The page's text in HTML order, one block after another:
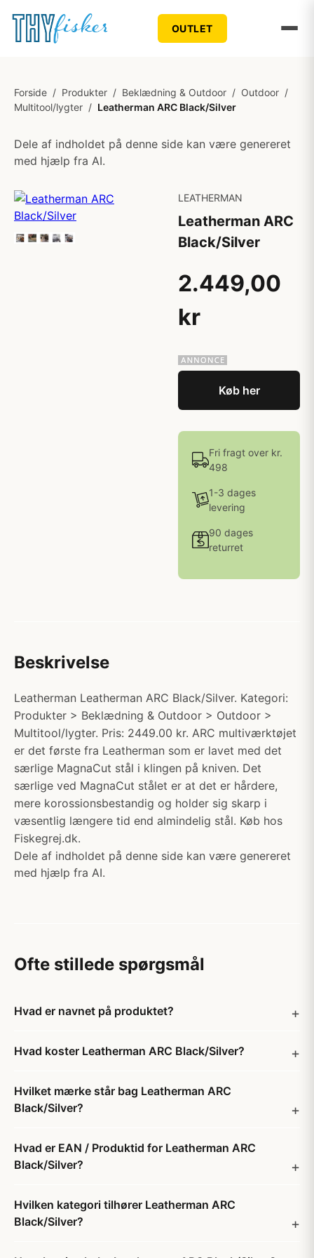
OUTLET
Forside / Produkter / Beklædning & Outdoor / Outdoor /
Multitool/lygter / Leatherman ARC Black/Silver
Dele af indholdet på denne side kan være genereret
med hjælp fra AI.
LEATHERMAN
Leatherman ARC
Black/Silver
2.449,00
kr
Køb her
Fri fragt over kr.
498
1-3 dages
levering
90 dages
returret
Beskrivelse
Leatherman Leatherman ARC Black/Silver. Kategori:
Produkter > Beklædning & Outdoor > Outdoor >
Multitool/lygter. Pris: 2449.00 kr. ARC multiværktøjet
er det første fra Leatherman som er lavet med det
særlige MagnaCut stål i klingen på kniven. Det
særlige ved MagnaCut stålet er at det er hårdere,
mere korossionsbestandig og holder sig skarp i
væsentlig længere tid end almindelig stål. Køb hos
Fiskegrej.dk.
Dele af indholdet på denne side kan være genereret
med hjælp fra AI.
Ofte stillede spørgsmål
Hvad er navnet på produktet?
Hvad koster Leatherman ARC Black/Silver?
Hvilket mærke står bag Leatherman ARC
Black/Silver?
Hvad er EAN / Produktid for Leatherman ARC
Black/Silver?
Hvilken kategori tilhører Leatherman ARC
Black/Silver?